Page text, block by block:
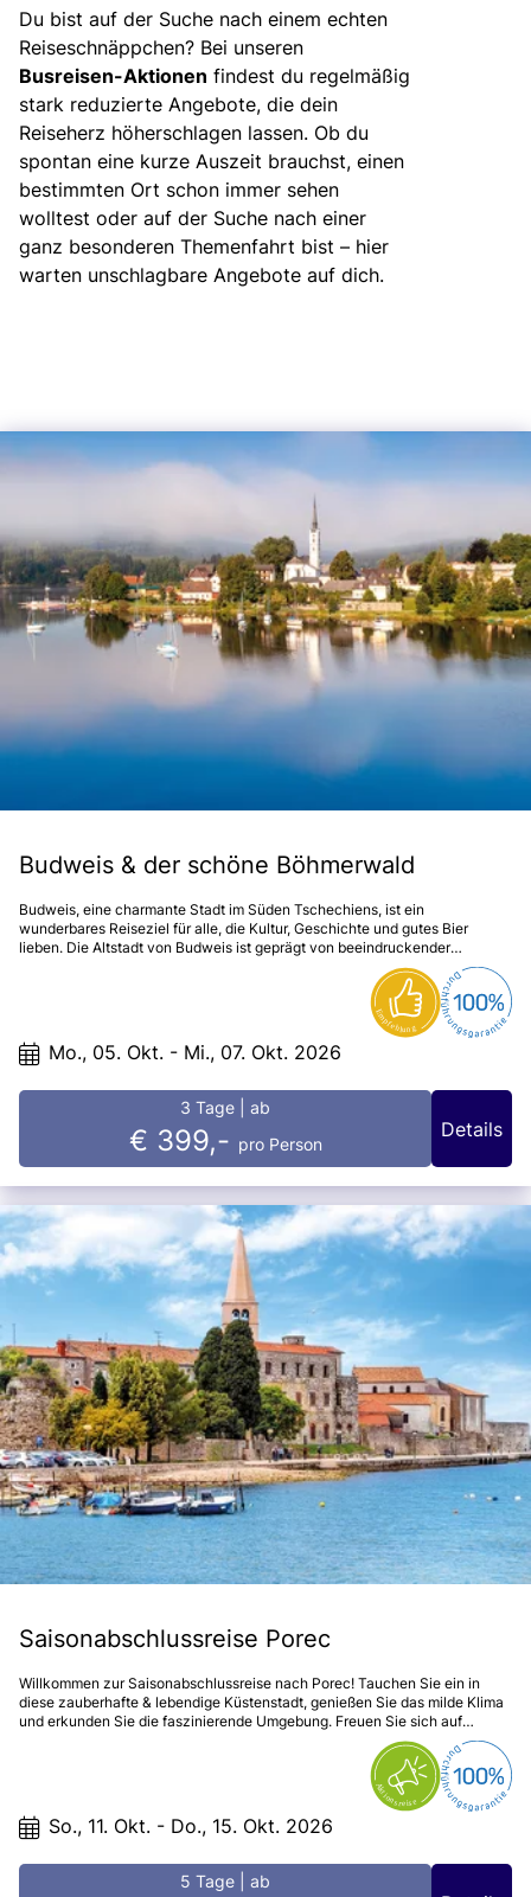
zurück zu HOFER REISEN
Du bist auf der Suche nach einem echten
Reiseschnäppchen? Bei unseren
Busreisen-Aktionen findest du regelmäßig
stark reduzierte Angebote, die dein
Reiseherz höherschlagen lassen. Ob du
spontan eine kurze Auszeit brauchst, einen
bestimmten Ort schon immer sehen
wolltest oder auf der Suche nach einer
ganz besonderen Themenfahrt bist – hier
warten unschlagbare Angebote auf dich.
Budweis & der schöne Böhmerwald
Budweis, eine charmante Stadt im Süden Tschechiens, ist ein
wunderbares Reiseziel für alle, die Kultur, Geschichte und gutes Bier
lieben. Die Altstadt von Budweis ist geprägt von beeindruckender
Architektur aus verschiedenen Epochen. Nicht weit von Budweis entfernt
liegt der schöne Böhmerwald, ein Naturschutzgebiet mit einer
atemberaubenden Landschaft. Hier kann man wandern, Rad fahren oder
einfach die Natur genießen. Der Böhmerwald ist auch für seine
zahlreichen Seen und Flüsse bekannt.
Mo., 05. Okt. - Mi., 07. Okt. 2026
3 Tage | ab
€ 399,- pro Person
Details
Saisonabschlussreise Porec
Willkommen zur Saisonabschlussreise nach Porec! Tauchen Sie ein in
diese zauberhafte & lebendige Küstenstadt, genießen Sie das milde Klima
und erkunden Sie die faszinierende Umgebung. Freuen Sie sich auf
unvergessliche Erlebnisse und entspannte Tage am Meer.
So., 11. Okt. - Do., 15. Okt. 2026
5 Tage | ab